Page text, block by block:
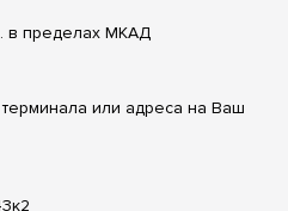
в пределах МКАД
или адреса на Ваш